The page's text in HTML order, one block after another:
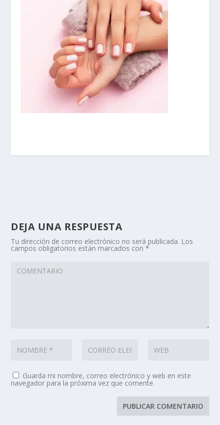
DEJA UNA RESPUESTA
Tu dirección de correo electrónico no será publicada. Los
campos obligatorios están marcados con*
Guarda mi nombre, correo electrónico y web en este
navegador para la próxima vez que comente.